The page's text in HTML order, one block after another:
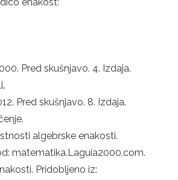
Pred skušnjavo. 4. Izdaja.
Pred skušnjavo. 8. Izdaja.
algebrske enakosti.
matematika.Laguia2000.com.
Pridobljeno iz: